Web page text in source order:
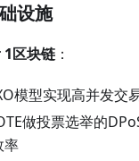
设施
区块链 ：
模型实现高并发交
做投票选举的
率